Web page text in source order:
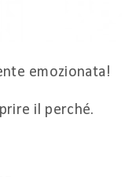
emozionata!
il perché.